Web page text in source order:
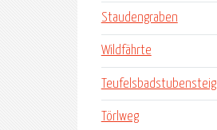
Staudengraben
Wildfährte
Teufelsbadstubensteig
Törlweg